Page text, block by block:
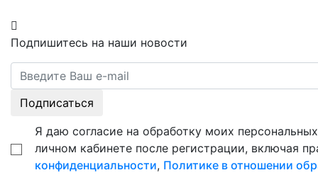
Подпишитесь на наши новости
Подписаться
Я даю согласие на обработку моих
личном кабинете после регистрации, включая
конфиденциальности, Политике в отношении